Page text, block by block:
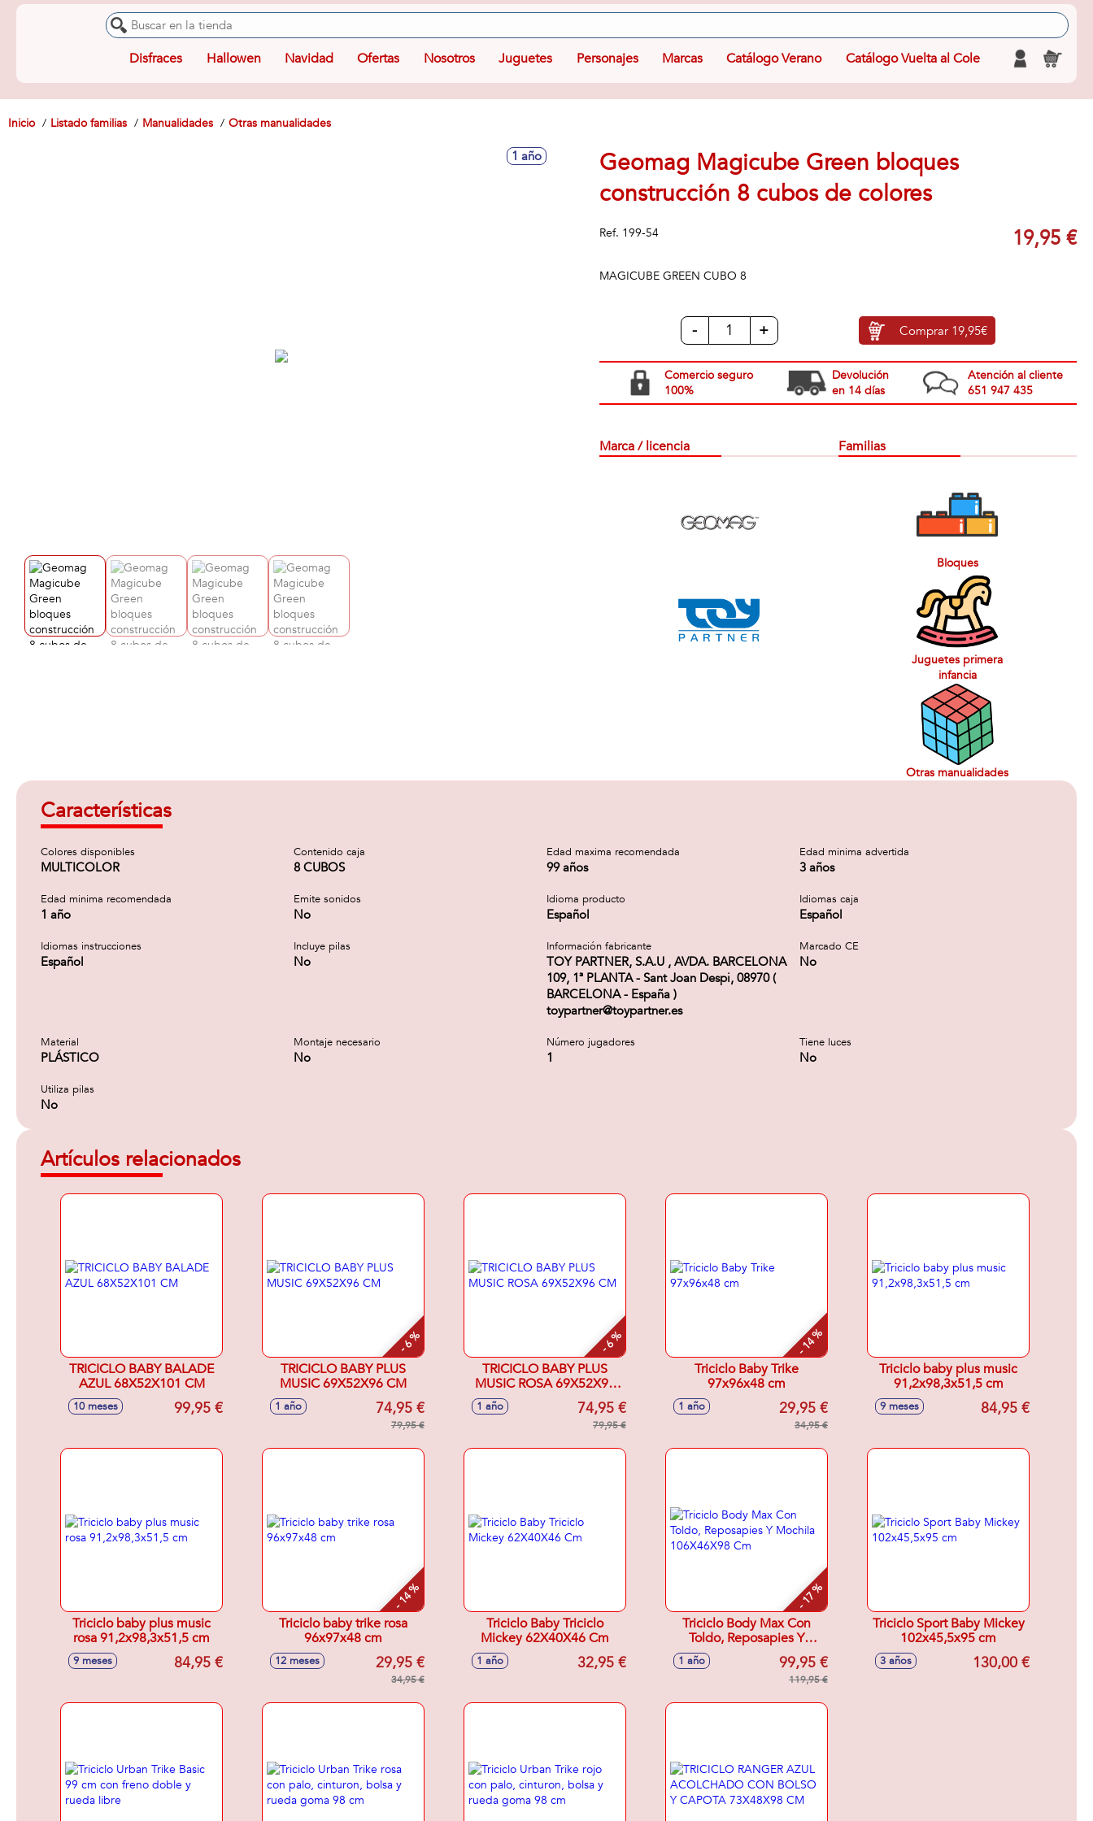
Disfraces Hallowen Navidad Ofertas Nosotros Juguetes Personajes Marcas Catálogo Verano Catálogo Vuelta al Cole
Inicio Listado familias Manualidades Otras manualidades
1 año
Geomag Magicube Green bloques
construcción 8 cubos de colores
Ref. 199-54 19,95 €
MAGICUBE GREEN CUBO 8
- + Comprar 19,95€
Comercio seguro
100%
Devolución
en 14 días
Atención al cliente
651 947 435
Marca / licencia Familias
Bloques
Juguetes primera
infancia
Otras manualidades
Características
Colores disponibles
MULTICOLOR
Contenido caja
8 CUBOS
Edad maxima recomendada
99 años
Edad minima advertida
3 años
Edad minima recomendada
1 año
Emite sonidos
No
Idioma producto
Español
Idiomas caja
Español
Idiomas instrucciones
Español
Incluye pilas
No
Información fabricante
TOY PARTNER, S.A.U , AVDA. BARCELONA
109, 1ª PLANTA - Sant Joan Despi, 08970 (
BARCELONA - España )
toypartner@toypartner.es
Marcado CE
No
Material
PLÁSTICO
Montaje necesario
No
Número jugadores
1
Tiene luces
No
Utiliza pilas
No
Artículos relacionados
TRICICLO BABY BALADE
AZUL 68X52X101 CM
10 meses 99,95 €
- 6 %
TRICICLO BABY PLUS
MUSIC 69X52X96 CM
1 año 74,95 €
79,95 €
- 6 %
TRICICLO BABY PLUS
MUSIC ROSA 69X52X96
1 año 74,95 €
79,95 €
- 14 %
Triciclo Baby Trike
97x96x48 cm
1 año 29,95 €
34,95 €
Triciclo baby plus music
91,2x98,3x51,5 cm
9 meses 84,95 €
Triciclo baby plus music
rosa 91,2x98,3x51,5 cm
9 meses 84,95 €
- 14 %
Triciclo baby trike rosa
96x97x48 cm
12 meses 29,95 €
34,95 €
Triciclo Baby Triciclo
Mickey 62X40X46 Cm
1 año 32,95 €
- 17 %
Triciclo Body Max Con
Toldo, Reposapies Y
Mochila 106X46X98 Cm
1 año 99,95 €
119,95 €
Triciclo Sport Baby Mickey
102x45,5x95 cm
3 años 130,00 €